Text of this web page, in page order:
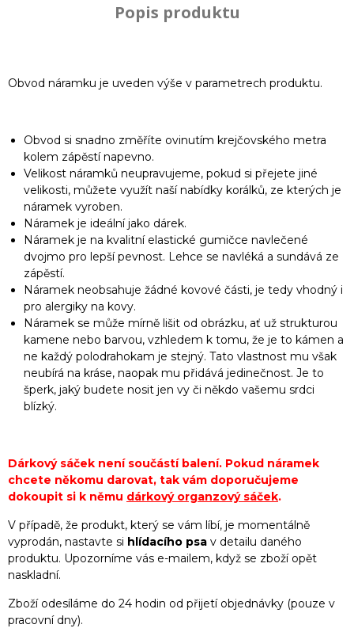
Popis produktu
Obvod náramku je uveden výše v parametrech produktu.
Obvod si snadno změříte ovinutím krejčovského metra
kolem zápěstí napevno.
Velikost náramků neupravujeme, pokud si přejete jiné
velikosti, můžete využít naší nabídky korálků, ze kterých je
náramek vyroben.
Náramek je ideální jako dárek.
Náramek je na kvalitní elastické gumičce navlečené
dvojmo pro lepší pevnost. Lehce se navléká a sundává ze
zápěstí.
Náramek neobsahuje žádné kovové části, je tedy vhodný i
pro alergiky na kovy.
Náramek se může mírně lišit od obrázku, ať už strukturou
kamene nebo barvou, vzhledem k tomu, že je to kámen a
ne každý polodrahokam je stejný. Tato vlastnost mu však
neubírá na kráse, naopak mu přidává jedinečnost. Je to
šperk, jaký budete nosit jen vy či někdo vašemu srdci
blízký.
Dárkový sáček není součástí balení. Pokud náramek
chcete někomu darovat, tak vám doporučujeme
dokoupit si k němu dárkový organzový sáček.
V případě, že produkt, který se vám líbí, je momentálně
vyprodán, nastavte si hlídacího psa v detailu daného
produktu. Upozorníme vás e-mailem, když se zboží opět
naskladní.
Zboží odesíláme do 24 hodin od přijetí objednávky (pouze v
pracovní dny).